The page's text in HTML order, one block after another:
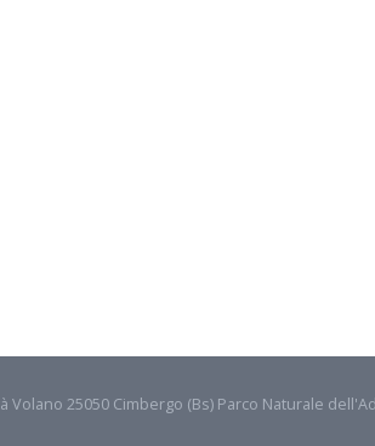
Volano 25050 Cimbergo (Bs) Parco Naturale